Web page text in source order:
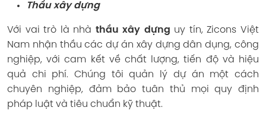
Thầu xây dựng
Với vai trò là nhà thầu xây dựng uy tín, Zicons Việt
Nam nhận thầu các dự án xây dựng dân dụng, công
nghiệp, với cam kết về chất lượng, tiến độ và hiệu
quả chi phí. Chúng tôi quản lý dự án một cách
chuyên nghiệp, đảm bảo tuân thủ mọi quy định
pháp luật và tiêu chuẩn kỹ thuật.